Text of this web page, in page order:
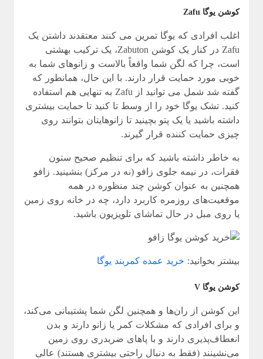
کوشن یوگا Zafu
اغلب افرادی که یوگا تمرین می کنند معتقدند داشتن یک
Zafu در کنار یک کوشن Zabuton، یک ترکیب بهشتی
است، چرا که لگن شما واقعاً بالاست و زانوهای شما به
خوبی مورد حمایت قرار دارند. با این حال، همانطور که
گفته شد شمل می توانید از Zafu به تنهایی هم استفاده
کنید. تشک یوگا خود را از وسط تا کنید تا حمایت بیشتری
داشته باشید یا یک پتو بچینید تا زانوهایتان بتوانند روی
چیزی حمایت کننده قرار گیرند.
به خاطر داشته باشید که برای تنظیم صحیح ستون
فقرات، در نیمه جلوی زافو (نه در مرکز) بنشینید. زافو
همچنین به عنوان کوشن چند منظوره در همه
موقعیت‌های روزمره کاربرد دارد، چه در خانه روی زمین
یا روی مبل در حال تماشای تلویزیون باشید.
بیشتر بخوانید: خرید عمده کمربند یوگا
کوشن یوگا V
این کوشن از ران‌ها و همچنین لگن شما پشتیبانی می‌کند،
و برای افرادی که مشکلات کمر یا زانو دارند و بدن
انعطاف‌پذیری دارند و با پاهای ضربدری روی زمین
می‌نشینند (فقط به دنبال راحتی بیشتری هستند) عالی